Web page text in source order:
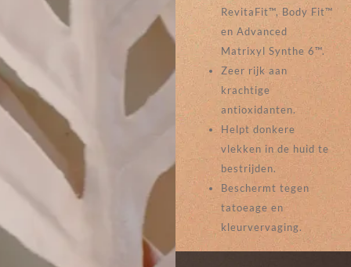
RevitaFit™, Body Fit™
en Advanced
Matrixyl Synthe 6™.
Zeer rijk aan
krachtige
antioxidanten.
Helpt donkere
vlekken in de huid te
bestrijden.
Beschermt tegen
tatoeage en
kleurvervaging.